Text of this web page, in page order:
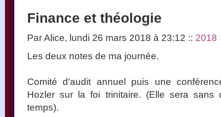
Finance et théologie
Par Alice, lundi 26 mars 2018 à 23:12 :: 2018
Les deux notes de ma journée.
Comité d'audit annuel puis une
Hozler sur la foi trinitaire. (Elle sera
temps).